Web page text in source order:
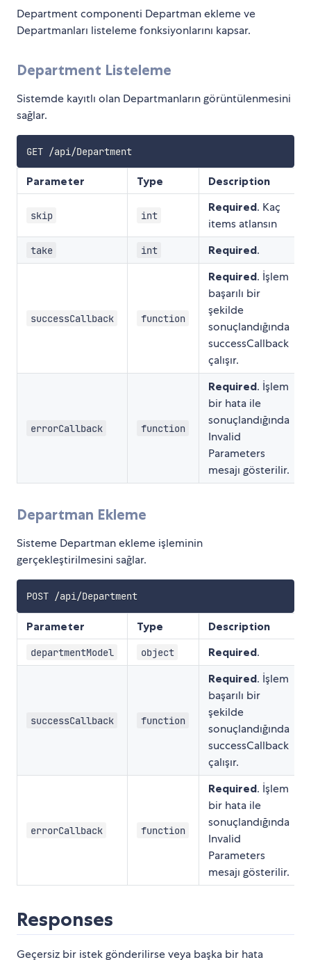
Department componenti Departman ekleme ve
Departmanları listeleme fonksiyonlarını kapsar.
Department Listeleme
Sistemde kayıtlı olan Departmanların görüntülenmesini
sağlar.
GET /api/Department
Parameter Type Description
skip int
Required. Kaç
items atlansın
take int Required.
successCallback function
Required. İşlem
başarılı bir
şekilde
sonuçlandığında
successCallback
çalışır.
errorCallback function
Required. İşlem
bir hata ile
sonuçlandığında
Invalid
Parameters
mesajı gösterilir.
Departman Ekleme
Sisteme Departman ekleme işleminin
gerçekleştirilmesini sağlar.
POST /api/Department
Parameter Type Description
departmentModel object Required.
successCallback function
Required. İşlem
başarılı bir
şekilde
sonuçlandığında
successCallback
çalışır.
errorCallback function
Required. İşlem
bir hata ile
sonuçlandığında
Invalid
Parameters
mesajı gösterilir.
Responses
Geçersiz bir istek gönderilirse veya başka bir hata